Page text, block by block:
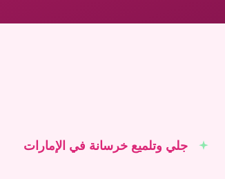
جلي وتلميع خرسانة في الإمارات